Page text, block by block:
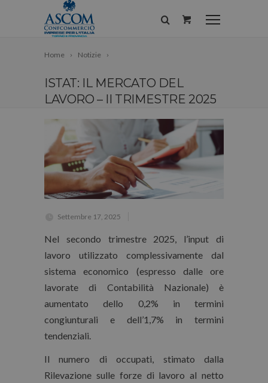
Home Notizie
ISTAT: IL MERCATO DEL
LAVORO – II TRIMESTRE 2025
Settembre 17, 2025
Nel secondo trimestre 2025, l’input di
lavoro utilizzato complessivamente dal
sistema economico (espresso dalle ore
lavorate di Contabilità Nazionale) è
aumentato dello 0,2% in termini
congiunturali e dell’1,7% in termini
tendenziali.
Il numero di occupati, stimato dalla
Rilevazione sulle forze di lavoro al netto